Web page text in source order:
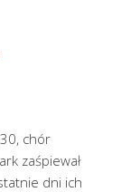
chór
zaśpiewał
dni ich